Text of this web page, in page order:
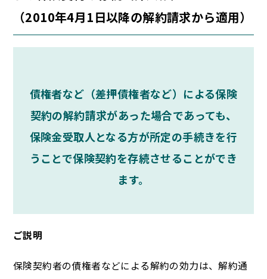
（2010年4月1日以降の解約請求から適用）
債権者など（差押債権者など）による保険
契約の解約請求があった場合であっても、
保険金受取人となる方が所定の手続きを行
うことで保険契約を存続させることができ
ます。
ご説明
保険契約者の債権者などによる解約の効力は、解約通